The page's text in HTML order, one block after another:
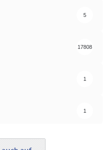
5
17808
1
1